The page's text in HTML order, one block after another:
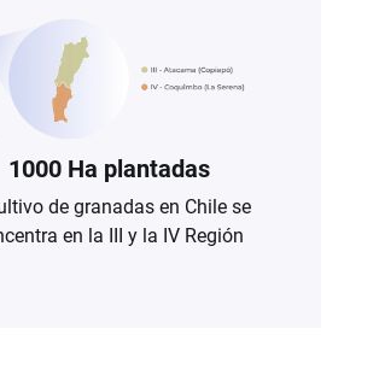
1000 Ha plantadas
de granadas en Chile se
en la III y la IV Región